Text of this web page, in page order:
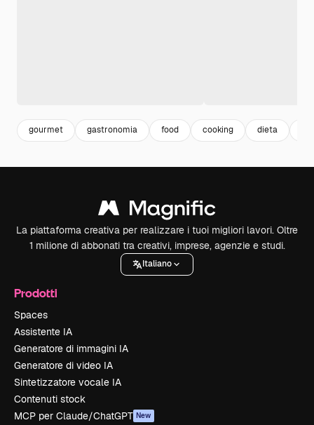
gourmet gastronomia food cooking dieta
La piattaforma creativa per realizzare i tuoi migliori lavori. Oltre
1 milione di abbonati tra creativi, imprese, agenzie e studi.
Italiano
Prodotti
Spaces
Assistente IA
Generatore di immagini IA
Generatore di video IA
Sintetizzatore vocale IA
Contenuti stock
MCP per Claude/ChatGPT New